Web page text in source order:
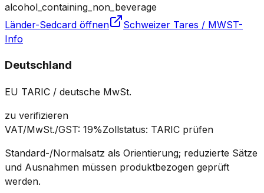
alcohol_containing_non_beverage
Länder-Sedcard öffnen
Schweizer Tares / MWST-
Info
Deutschland
EU TARIC / deutsche MwSt.
zu verifizieren
VAT/MwSt./GST: 19%Zollstatus: TARIC prüfen
Standard-/Normalsatz als Orientierung; reduzierte Sätze
und Ausnahmen müssen produktbezogen geprüft
werden.